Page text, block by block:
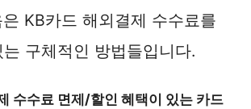
KB카드 해외결제 수수료를
구체적인 방법들입니다.
수수료 면제/할인 혜택이 있는 카드